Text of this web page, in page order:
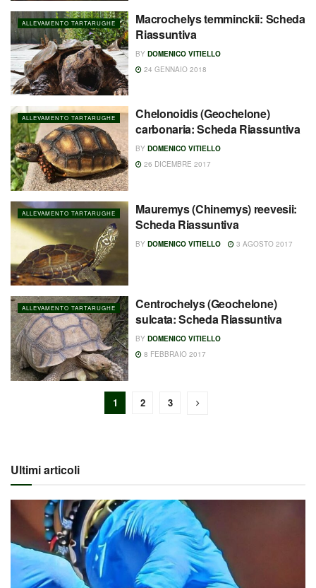
ALLEVAMENTO TARTARUGHE
Macrochelys temminckii: Scheda
Riassuntiva
BY DOMENICO VITIELLO
24 GENNAIO 2018
ALLEVAMENTO TARTARUGHE
Chelonoidis (Geochelone)
carbonaria: Scheda Riassuntiva
BY DOMENICO VITIELLO
26 DICEMBRE 2017
ALLEVAMENTO TARTARUGHE
Mauremys (Chinemys) reevesii:
Scheda Riassuntiva
BY DOMENICO VITIELLO 3 AGOSTO 2017
ALLEVAMENTO TARTARUGHE
Centrochelys (Geochelone)
sulcata: Scheda Riassuntiva
BY DOMENICO VITIELLO
8 FEBBRAIO 2017
1 2 3
Ultimi articoli